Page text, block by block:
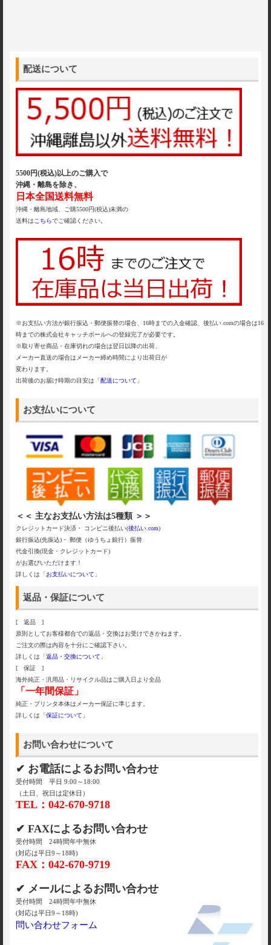
配送について
5500円(税込)以上のご購入で
沖縄・離島を除き、
日本全国送料無料
沖縄・離島地域、ご購5500円(税込)未満の
送料は こちらでご確認ください。
※お支払い方法が銀行振込・郵便振替の場合、16時までの入金確認、後払い.comの場合は16
時までの株式会社キャッチボールへの登録完了が必要です。
※取り寄せ商品・在庫切れの場合は翌日以降の出荷、
メーカー直送の場合はメーカー締め時間により出荷日が
変わります。
出荷後のお届け時期の目安は「配送について 」
お支払いについて
＜＜ 主なお支払い方法は5種類 ＞＞
クレジットカード決済・ コンビニ後払い(後払い.com)
銀行振込(先振込)・ 郵便（ゆうちょ銀行）振替
代金引換(現金・クレジットカード)
がお選びいただけます！
詳しくは「お支払いについて 」
返品・保証について
[ 返品 ]
原則としてお客様都合での返品・交換はお受けできかねます。
ご注文の際は内容を十分にご確認下さい。
詳しくは「返品・交換について 」
[ 保証 ]
海外純正・汎用品・リサイクル品はご購入日より全品
「一年間保証」
純正・プリンタ本体はメーカー保証に準じます。
詳しくは「保証について 」
お問い合わせについて
✔ お電話によるお問い合わせ
受付時間 平日 9:00～18:00
（土日、祝日は定休日）
TEL：042-670-9718
✔ FAXによるお問い合わせ
受付時間 24時間年中無休
(対応は平日9～18時)
FAX：042-670-9719
✔ メールによるお問い合わせ
受付時間 24時間年中無休
(対応は平日9～18時)
問い合わせフォーム